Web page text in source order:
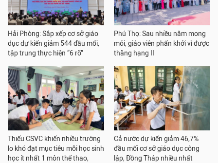
Hải Phòng: Sắp xếp cơ sở giáo
dục dự kiến giảm 544 đầu mối,
tập trung thực hiện “6 rõ”
Phú Thọ: Sau nhiều năm mong
mỏi, giáo viên phấn khởi vì được
thăng hạng II
Thiếu CSVC khiến nhiều trường
lo khó đạt mục tiêu mỗi học sinh
học ít nhất 1 môn thể thao,
Cả nước dự kiến giảm 46,7%
đầu mối cơ sở giáo dục công
lập, Đồng Tháp nhiều nhất